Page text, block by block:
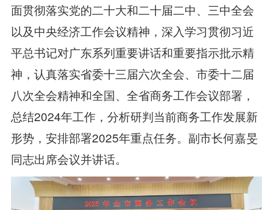
面贯彻落实党的二十大和二十届二中、三中全会
以及中央经济工作会议精神，深入学习贯彻习近
平总书记对广东系列重要讲话和重要指示批示精
神，认真落实省委十三届六次全会、市委十二届
八次全会精神和全国、全省商务工作会议部署，
总结2024年工作，分析研判当前商务工作发展新
形势，安排部署2025年重点任务。副市长何嘉旻
同志出席会议并讲话。